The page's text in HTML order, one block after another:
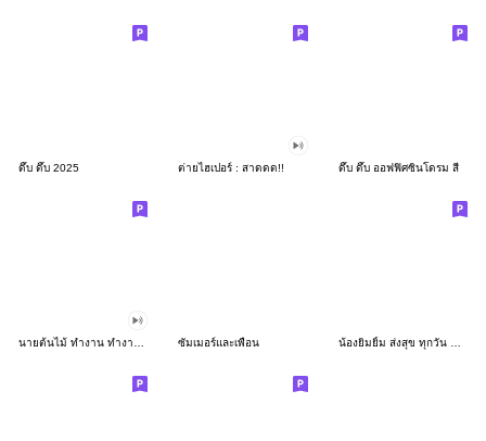
ดึ๊บ ดึ๊บ 2025 ต่ายไฮเปอร์ : สาดดด!! ดึ๊บ ดึ๊บ ออฟฟิศซินโดรม สี่
ซัมเมอร์และเพื่อน